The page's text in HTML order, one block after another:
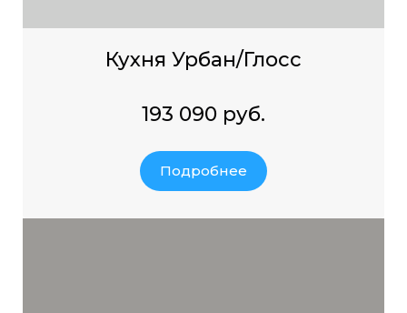
Кухня Урбан/Глосс
193 090 руб.
Подробнее